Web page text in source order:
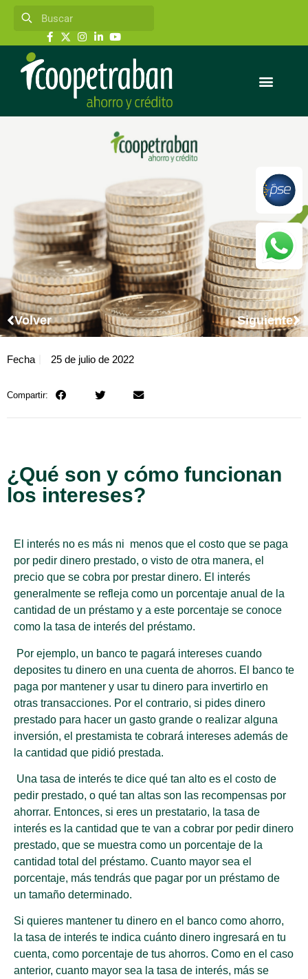
Volver Siguiente
Fecha 25 de julio de 2022
Compartir:
¿Qué son y cómo funcionan
los intereses?
El interés no es más ni menos que el costo que se paga
por pedir dinero prestado, o visto de otra manera, el
precio que se cobra por prestar dinero. El interés
generalmente se refleja como un porcentaje anual de la
cantidad de un préstamo y a este porcentaje se conoce
como la tasa de interés del préstamo.
Por ejemplo, un banco te pagará intereses cuando
deposites tu dinero en una cuenta de ahorros. El banco te
paga por mantener y usar tu dinero para invertirlo en
otras transacciones. Por el contrario, si pides dinero
prestado para hacer un gasto grande o realizar alguna
inversión, el prestamista te cobrará intereses además de
la cantidad que pidió prestada.
Una tasa de interés te dice qué tan alto es el costo de
pedir prestado, o qué tan altas son las recompensas por
ahorrar. Entonces, si eres un prestatario, la tasa de
interés es la cantidad que te van a cobrar por pedir dinero
prestado, que se muestra como un porcentaje de la
cantidad total del préstamo. Cuanto mayor sea el
porcentaje, más tendrás que pagar por un préstamo de
un tamaño determinado.
Si quieres mantener tu dinero en el banco como ahorro,
la tasa de interés te indica cuánto dinero ingresará en tu
cuenta, como porcentaje de tus ahorros. Como en el caso
anterior, cuanto mayor sea la tasa de interés, más se